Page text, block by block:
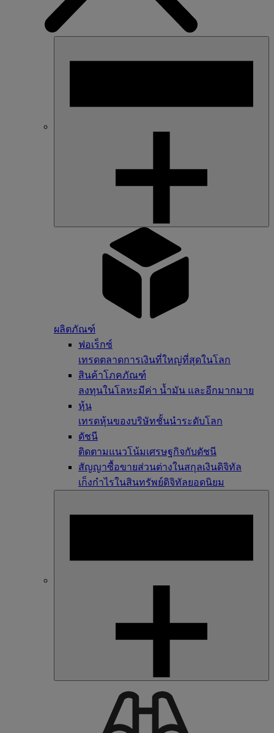
ผลิตภัณฑ์
ฟอเร็กซ์
เทรดตลาดการเงินที่ใหญ่ที่สุดในโลก
สินค้าโภคภัณฑ์
ลงทุนในโลหะมีค่า น้ำมัน และอีกมากมาย
หุ้น
เทรดหุ้นของบริษัทชั้นนำระดับโลก
ดัชนี
ติดตามแนวโน้มเศรษฐกิจกับดัชนี
สัญญาซื้อขายส่วนต่างในสกุลเงินดิจิทัล
เก็งกำไรในสินทรัพย์ดิจิทัลยอดนิยม